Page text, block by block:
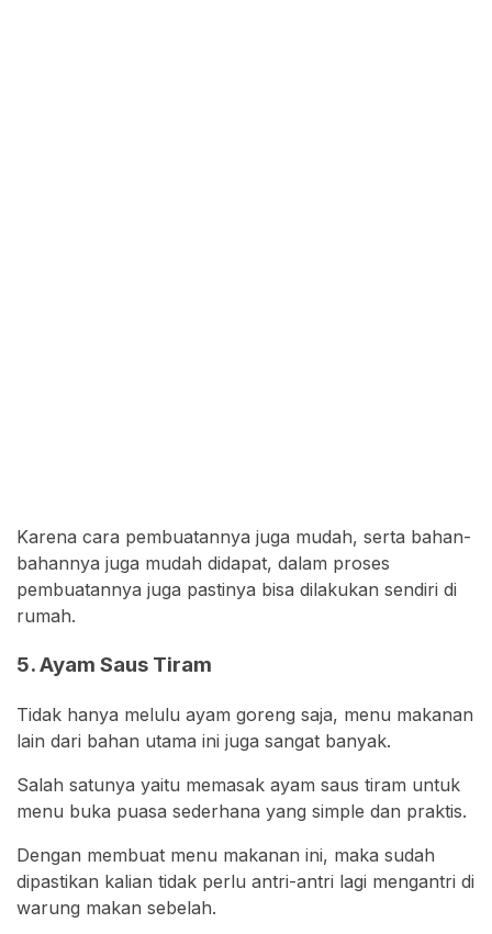
Karena cara pembuatannya juga mudah, serta bahan-
bahannya juga mudah didapat, dalam proses
pembuatannya juga pastinya bisa dilakukan sendiri di
rumah.
5. Ayam Saus Tiram
Tidak hanya melulu ayam goreng saja, menu makanan
lain dari bahan utama ini juga sangat banyak.
Salah satunya yaitu memasak ayam saus tiram untuk
menu buka puasa sederhana yang simple dan praktis.
Dengan membuat menu makanan ini, maka sudah
dipastikan kalian tidak perlu antri-antri lagi mengantri di
warung makan sebelah.